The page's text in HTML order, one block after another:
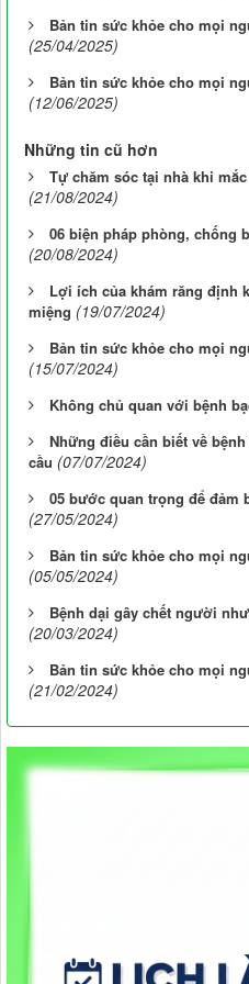
Bản tin sức khỏe cho mọi
(25/04/2025)
Bản tin sức khỏe cho mọi
(12/06/2025)
Những tin cũ hơn
Tự chăm sóc tại nhà khi
(21/08/2024)
06 biện pháp phòng, chống
(20/08/2024)
Lợi ích của khám răng định
miệng (19/07/2024)
Bản tin sức khỏe cho mọi
(15/07/2024)
Không chủ quan với bệnh
Những điều cần biết về
cầu (07/07/2024)
05 bước quan trọng để đảm
(27/05/2024)
Bản tin sức khỏe cho mọi
(05/05/2024)
Bệnh dại gây chết người
(20/03/2024)
Bản tin sức khỏe cho mọi
(21/02/2024)